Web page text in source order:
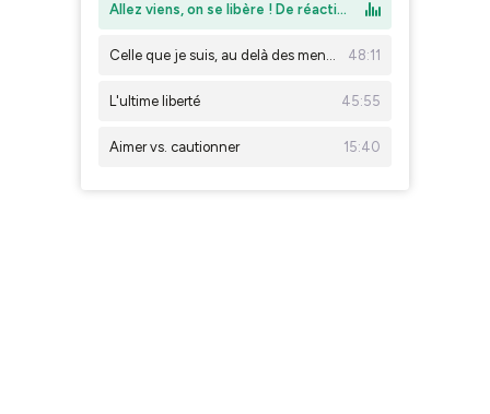
Allez viens, on se libère ! De réaction à création.
Celle que je suis, au delà des mensonges. 48:11
L'ultime liberté 45:55
Aimer vs. cautionner 15:40